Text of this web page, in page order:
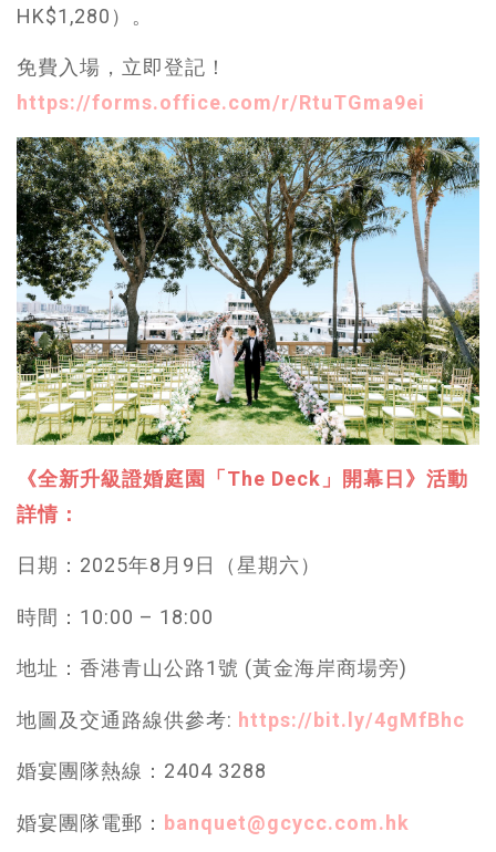
HK$1,280）。
免費入場，立即登記！
https://forms.office.com/r/RtuTGma9ei
《全新升級證婚庭園「The Deck」開幕日》活動
詳情：
日期：2025年8月9日（星期六）
時間：10:00 – 18:00
地址：香港青山公路1號 (黃金海岸商場旁)
地圖及交通路線供參考: https://bit.ly/4gMfBhc
婚宴團隊熱線：2404 3288
婚宴團隊電郵： banquet@gcycc.com.hk